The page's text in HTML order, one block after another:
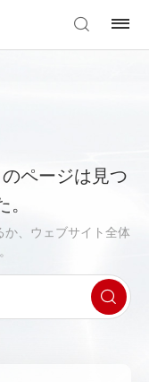
ページは見つ
か、ウェブサイト全体